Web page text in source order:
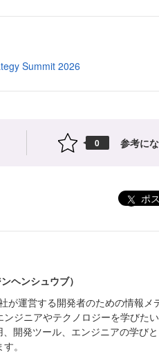
Summit 2026
0 参考に
ポ
ヘンシュウブ）
が運営する開発者のための情報メ
ジニアやテクノロジーを学びた
開発ツール、エンジニアの学び
。